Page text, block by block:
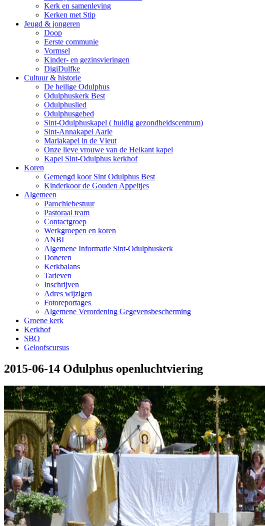
Kerk en samenleving
Kerken met Stip
Jeugd & jongeren
Doop
Eerste communie
Vormsel
Kinder- en gezinsvieringen
DigiDulfke
Cultuur & historie
De heilige Odulphus
Odulphuskerk Best
Odulphuslied
Odulphusgebed
Sint-Odulphuskapel ( huidig gezondheidscentrum)
Sint-Annakapel Aarle
Mariakapel in de Vleut
Onze lieve vrouwe van de Heikant kapel
Kapel Sint-Odulphus kerkhof
Koren
Gemengd koor Sint Odulphus Best
Kinderkoor de Gouden Appeltjes
Algemeen
Parochiebestuur
Pastoraal team
Contactgroep
Werkgroepen en koren
ANBI
Algemene Informatie Sint-Odulphuskerk
Doneren
Kerkbalans
Tarieven
Inschrijven
Adres wijzigen
Fotoreportages
Algemene Verordening Gegevensbescherming
Groene kerk
Kerkhof
SBO
Geloofscursus
2015-06-14 Odulphus openluchtviering